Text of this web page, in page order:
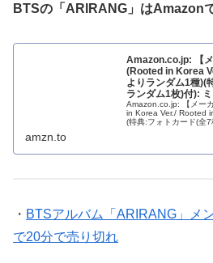
BTSの「ARIRANG」はAmazon
Amazon.co.jp: 【
(Rooted in Korea
よりランダム1種)(
ランダム1枚)付):
Amazon.co.jp: 【メー
in Korea Ver./ Rooted
(特典:フォトカード(全7
amzn.to
・ BTSアルバム「ARIRANG」メ
で20分で売り切れ